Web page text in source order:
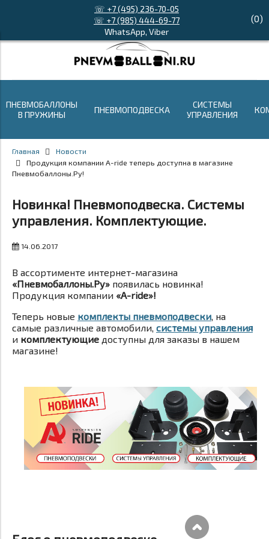
☏ +7 (495) 236-70-05
☏ +7 (985) 444-69-77
WhatsApp, Viber
(0)
ПНЕВМОБАЛЛОНЫ
В ПРУЖИНЫ
ПНЕВМОПОДВЕСКА
СИСТЕМЫ
УПРАВЛЕНИЯ
Главная
Новости
Продукция компании A-ride теперь доступна в магазине
Пневмобаллоны.Ру!
Новинка! Пневмоподвеска. Системы
управления. Комплектующие.
14.06.2017
В ассортименте интернет-магазина
«Пневмобаллоны.Ру» появилась новинка!
Продукция компании «A-ride»!
Теперь новые комплекты пневмоподвески, на
самые различные автомобили, системы управления
и комплектующие доступны для заказы в нашем
магазине!